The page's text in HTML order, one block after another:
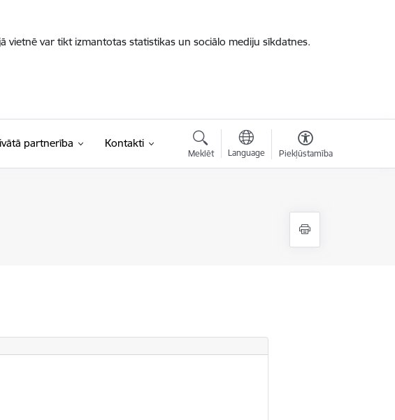
vietnē var tikt izmantotas statistikas un sociālo mediju sīkdatnes.
partnerība Kontakti
Meklēt Language Piekļūstamība